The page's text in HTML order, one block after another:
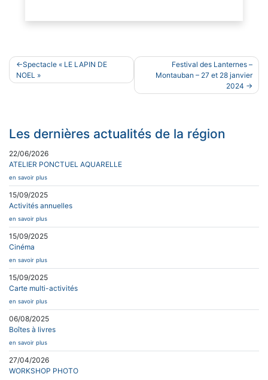
Navigation
de
Spectacle « LE LAPIN DE
NOEL »
Festival des Lanternes –
Montauban – 27 et 28 janvier
2024
Les dernières actualités de la région
22/06/2026
ATELIER PONCTUEL AQUARELLE
en savoir plus
15/09/2025
Activités annuelles
en savoir plus
15/09/2025
Cinéma
en savoir plus
15/09/2025
Carte multi-activités
en savoir plus
06/08/2025
Boîtes à livres
en savoir plus
27/04/2026
WORKSHOP PHOTO